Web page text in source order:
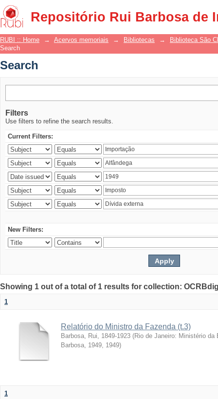
Repositório Rui Barbosa de
Search
RUBI :: Home → Acervos memoriais → Bibliotecas →
Biblioteca São
Search
Search
Filters
Use filters to refine the search results.
Current Filters:
New Filters:
Showing 1 out of a total of 1 results for collection:
1
Relatório do Ministro da Fazenda (t.3)
Barbosa, Rui, 1849-1923 (Rio de Janeiro: Ministério
Barbosa, 1949, 1949)
1